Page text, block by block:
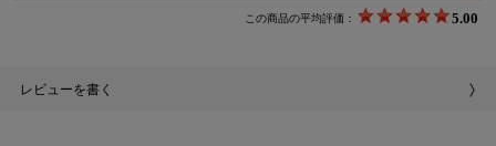
この商品の平均評価： 5.00
レビューを書く